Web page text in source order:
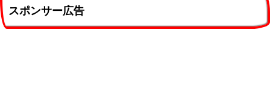
スポンサー広告